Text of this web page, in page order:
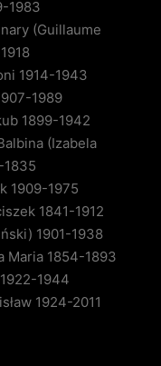
1983
(Guillaume
1914-1943
1989
1899-1942
(Izabela
1835
1909-1975
1841-1912
1901-1938
Maria 1854-1893
1944
1924-2011